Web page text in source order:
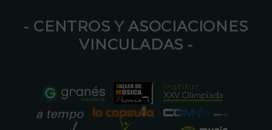
⁃ CENTROS Y ASOCIACIONES
VINCULADAS ⁃